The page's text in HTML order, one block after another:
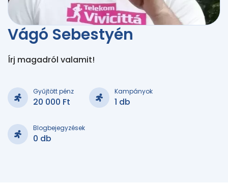
Vágó Sebestyén
Írj magadról valamit!
Gyűjtött pénz
20 000 Ft
Kampányok
1 db
Blogbejegyzések
0 db